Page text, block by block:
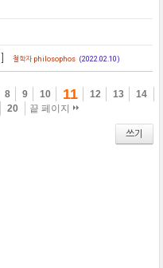
철학자 philosophos (2022.02.10)
8 9 10 11 12 13
14
20 끝 페이지
쓰기